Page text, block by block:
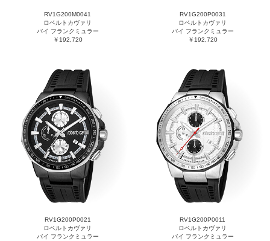
RV1G200M0041
ロベルトカヴァリ
バイ フランクミュラー
￥192,720
RV1G200P0031
ロベルトカヴァリ
バイ フランクミュラー
￥192,720
RV1G200P0021
ロベルトカヴァリ
バイ フランクミュラー
RV1G200P0011
ロベルトカヴァリ
バイ フランクミュラー